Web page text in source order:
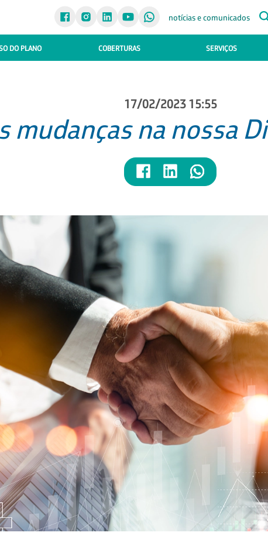
notícias e comunicados
DO PLANO COBERTURAS SERVIÇOS
17/02/2023 15:55
mudanças na nossa